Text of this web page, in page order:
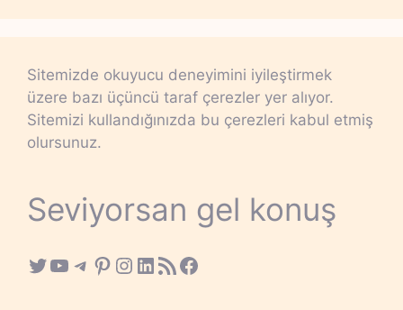
Sitemizde okuyucu deneyimini iyileştirmek
üzere bazı üçüncü taraf çerezler yer alıyor.
Sitemizi kullandığınızda bu çerezleri kabul etmiş
olursunuz.
Seviyorsan gel konuş
Twitter
YouTube
Telegram
Pinterest
Instagram
LinkedIn
RSS FeedFacebook